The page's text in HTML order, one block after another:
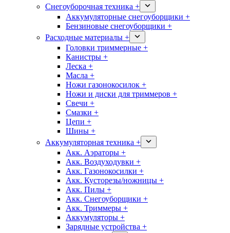
Снегоуборочная техника +
Аккумуляторные снегоуборщики +
Бензиновые снегоуборщики +
Расходные материалы +
Головки триммерные +
Канистры +
Леска +
Масла +
Ножи газонокосилок +
Ножи и диски для триммеров +
Свечи +
Смазки +
Цепи +
Шины +
Аккумуляторная техника +
Акк. Аэраторы +
Акк. Воздуходувки +
Акк. Газонокосилки +
Акк. Кусторезы/ножницы +
Акк. Пилы +
Акк. Снегоуборщики +
Акк. Триммеры +
Аккумуляторы +
Зарядные устройства +